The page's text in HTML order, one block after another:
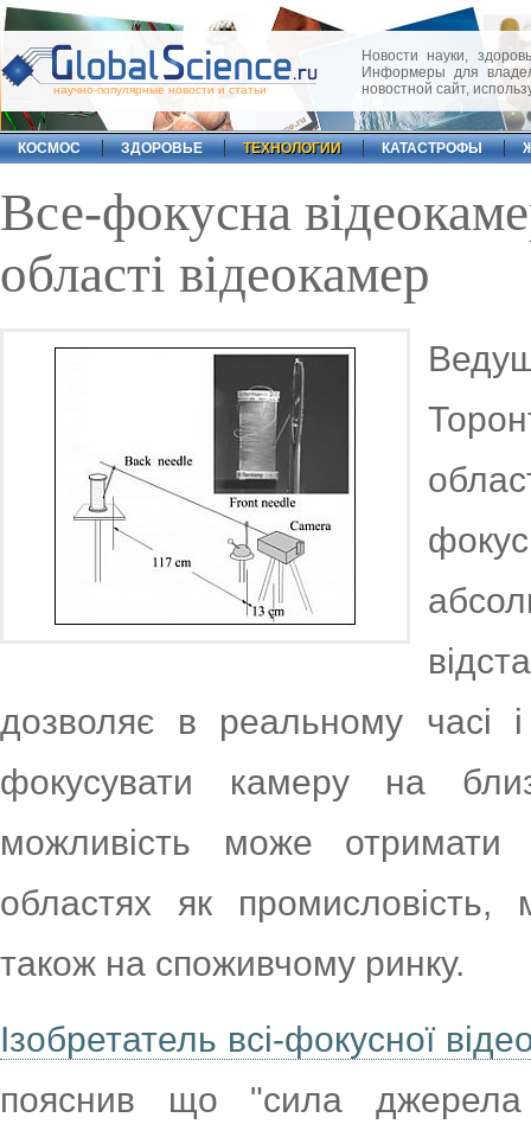
научно-популярные новости и статьи
Новости науки,
Информеры для
новостной сайт,
КОСМОС ЗДОРОВЬЕ ТЕХНОЛОГИИ КАТАСТРОФЫ
Все-фокусна
області відеокамер
дозволяє в реальному часі
фокусувати камеру на
можливість може
областях як
також на споживчому ринку.
Ізобретатель всі-фокусної
пояснив що "сила джерела